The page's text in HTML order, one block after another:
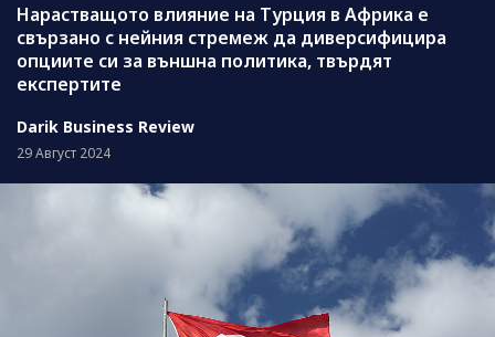
Нарастващото влияние на Турция в Африка е
свързано с нейния стремеж да диверсифицира
опциите си за външна политика, твърдят
експертите
Darik Business Review
29 Август 2024